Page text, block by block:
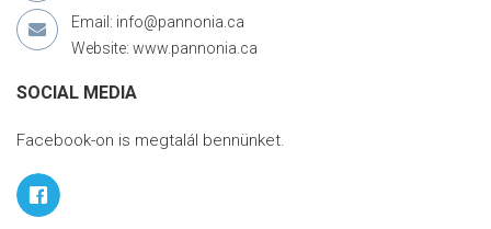
Email: info@pannonia.ca
Website: www.pannonia.ca
SOCIAL MEDIA
Facebook-on is megtalál bennünket.